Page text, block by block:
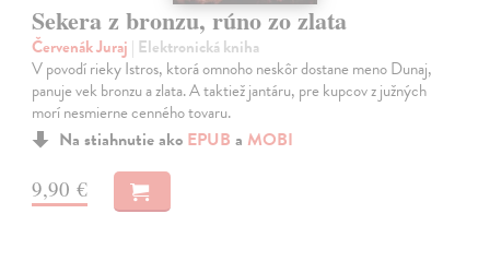
Sekera z bronzu, rúno zo zlata
Červenák Juraj | Elektronická kniha
V povodí rieky Istros, ktorá omnoho neskôr dostane meno Dunaj,
panuje vek bronzu a zlata. A taktiež jantáru, pre kupcov z južných
morí nesmierne cenného tovaru.
Na stiahnutie ako EPUB a MOBI
9,90 €